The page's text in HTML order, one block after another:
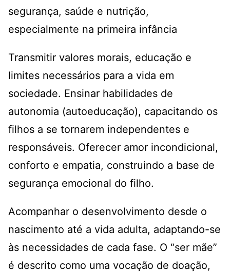
segurança, saúde e nutrição,
especialmente na primeira infância
Transmitir valores morais, educação e
limites necessários para a vida em
sociedade. Ensinar habilidades de
autonomia (autoeducação), capacitando os
filhos a se tornarem independentes e
responsáveis. Oferecer amor incondicional,
conforto e empatia, construindo a base de
segurança emocional do filho.
Acompanhar o desenvolvimento desde o
nascimento até a vida adulta, adaptando-se
às necessidades de cada fase. O “ser mãe”
é descrito como uma vocação de doação,